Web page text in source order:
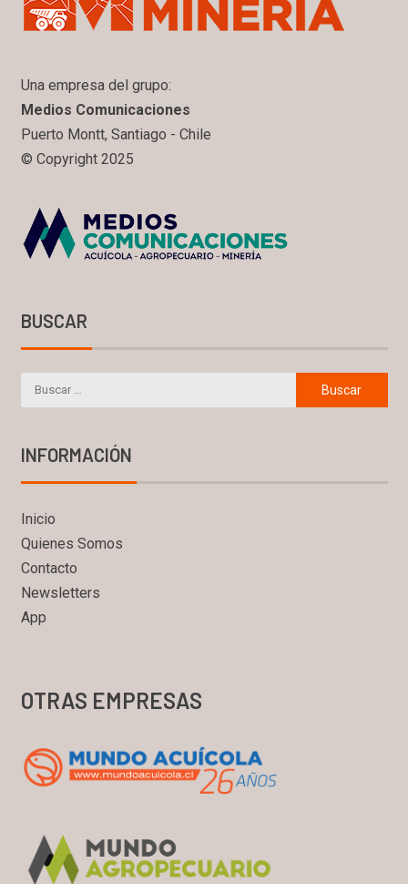
Una empresa del grupo:
Medios Comunicaciones
Puerto Montt, Santiago - Chile
© Copyright 2025
BUSCAR
INFORMACIÓN
Inicio
Quienes Somos
Contacto
Newsletters
App
OTRAS EMPRESAS